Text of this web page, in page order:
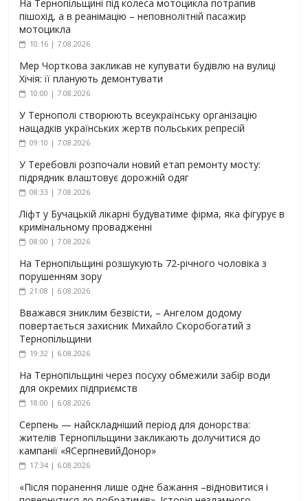
На Тернопільщині під колеса мотоцикла потрапив
пішохід, а в реанімацію – неповнолітній пасажир
мотоцикла
10:16 | 7.08.2026
Мер Чорткова закликав не купувати будівлю на вулиці
Хічія: її планують демонтувати
10:00 | 7.08.2026
У Тернополі створюють всеукраїнську організацію
нащадків українських жертв польських репресій
09:10 | 7.08.2026
У Теребовлі розпочали новий етап ремонту мосту:
підрядник влаштовує дорожній одяг
08:33 | 7.08.2026
Ліфт у Бучацькій лікарні будуватиме фірма, яка фігурує в
кримінальному провадженні
08:00 | 7.08.2026
На Тернопільщині розшукують 72-річного чоловіка з
порушенням зору
21:08 | 6.08.2026
Вважався зниклим безвісти, – Ангелом додому
повертається захисник Михайло Скоробогатий з
Тернопільщини
19:32 | 6.08.2026
На Тернопільщині через посуху обмежили забір води
для окремих підприємств
18:00 | 6.08.2026
Серпень — найскладніший період для донорства:
жителів Тернопільщини закликають долучитися до
кампанії «ЯСерпневийДонор»
17:34 | 6.08.2026
«Після поранення лише одне бажання –відновитися і